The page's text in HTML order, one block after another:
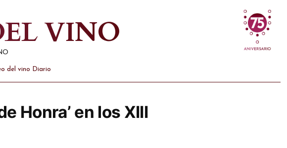
VINO
del vino Diario
Honra’ en los XIII